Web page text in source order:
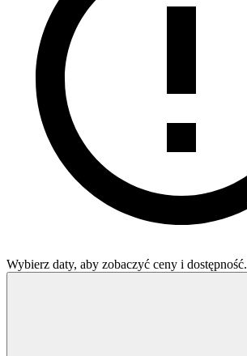
Wybierz daty, aby zobaczyć ceny i dostępność.